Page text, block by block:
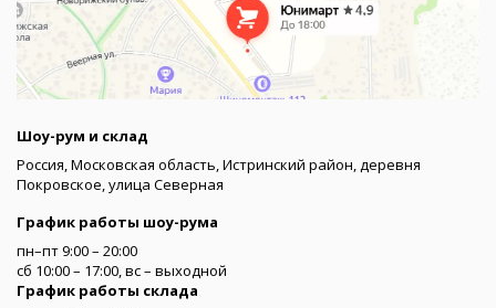
Шоу-рум и склад
Россия, Московская область, Истринский район, деревня
Покровское, улица Северная
График работы шоу-рума
пн–пт 9:00 – 20:00
сб 10:00 – 17:00, вс – выходной
График работы склада